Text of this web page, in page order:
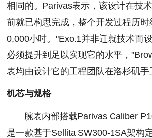
相同的。Parivas表示，该设计在技
前就已构思完成，整个开发过程历时
0,000小时。"Exo.1并非迁就技术而
必须提升到足以实现它的水平，
表均由设计它的工程团队在洛杉矶手
机芯与规格
腕表内部搭载Parivas Caliber
是一款基于Sellita SW300-1SA架构